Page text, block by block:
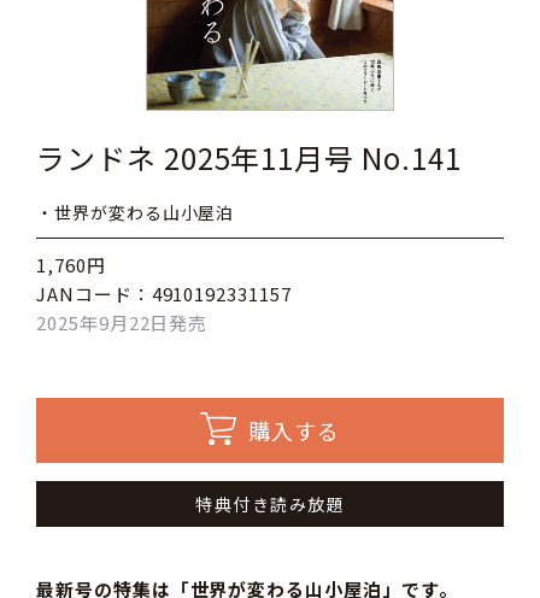
ランドネ 2025年11月号 No.141
・世界が変わる山小屋泊
1,760円
JANコード：4910192331157
2025年9月22日発売
購入する
特典付き読み放題
最新号の特集は「世界が変わる山小屋泊」です。